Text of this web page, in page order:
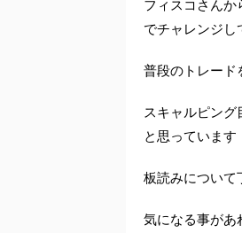
フィスコさん
でチャレンジし
普段のトレード
スキャルピング
と思っています
板読みについて
気になる事があ